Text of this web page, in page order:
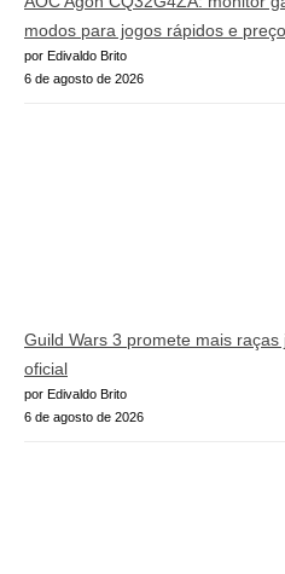
modos para jogos rápidos e
por Edivaldo Brito
6 de agosto de 2026
Guild Wars 3 promete mais
oficial
por Edivaldo Brito
6 de agosto de 2026